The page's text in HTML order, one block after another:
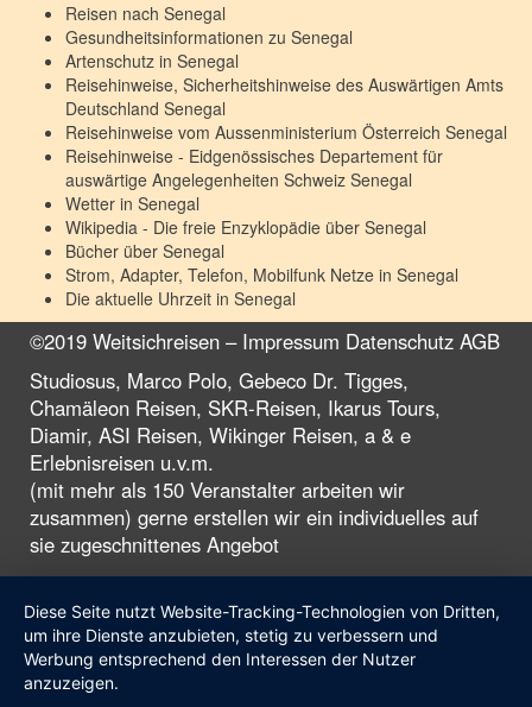
Reisen nach Senegal
Gesundheitsinformationen zu Senegal
Artenschutz in Senegal
Reisehinweise, Sicherheitshinweise des Auswärtigen Amts
Deutschland Senegal
Reisehinweise vom Aussenministerium Österreich Senegal
Reisehinweise - Eidgenössisches Departement für
auswärtige Angelegenheiten Schweiz Senegal
Wetter in Senegal
Wikipedia - Die freie Enzyklopädie über Senegal
Bücher über Senegal
Strom, Adapter, Telefon, Mobilfunk Netze in Senegal
Die aktuelle Uhrzeit in Senegal
©2019 Weitsichreisen – Impressum Datenschutz AGB
Studiosus, Marco Polo, Gebeco Dr. Tigges,
Chamäleon Reisen, SKR-Reisen, Ikarus Tours,
Diamir, ASI Reisen, Wikinger Reisen, a & e
Erlebnisreisen u.v.m.
(mit mehr als 150 Veranstalter arbeiten wir
zusammen) gerne erstellen wir ein individuelles auf
sie zugeschnittenes Angebot
Diese Seite nutzt Website-Tracking-Technologien von Dritten,
um ihre Dienste anzubieten, stetig zu verbessern und
Werbung entsprechend den Interessen der Nutzer
anzuzeigen.